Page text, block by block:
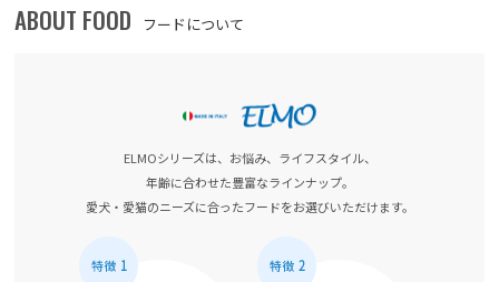
ABOUT FOOD フードについて
ELMOシリーズは、お悩み、ライフスタイル、
年齢に合わせた豊富なラインナップ。
愛犬・愛猫のニーズに合ったフードをお選びいただけます。